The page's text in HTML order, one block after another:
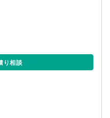
ラから聞こえてくるあ
えします。
要な開運アクションをお
ム作成　数種類のお香
と癒しと調和のエネルギ
る予定ですので
り相談